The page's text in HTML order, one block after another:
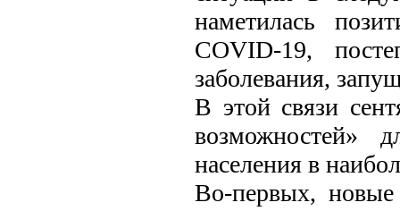
наметилась
COVID-19,
заболевания,
В этой связи
возможностей»
населения в
Во-первых, новые